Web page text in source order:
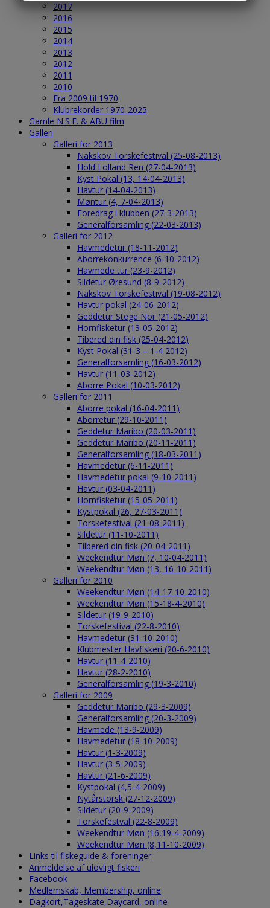
2017
2016
2015
2014
2013
2012
2011
2010
Fra 2009 til 1970
Klubrekorder 1970-2025
Gamle N.S.F. & ABU film
Galleri
Galleri for 2013
Nakskov Torskefestival (25-08-2013)
Hold Lolland Ren (27-04-2013)
Kyst Pokal (13, 14-04-2013)
Havtur (14-04-2013)
Møntur (4, 7-04-2013)
Foredrag i klubben (27-3-2013)
Generalforsamling (22-03-2013)
Galleri for 2012
Havmedetur (18-11-2012)
Aborrekonkurrence (6-10-2012)
Havmede tur (23-9-2012)
Sildetur Øresund (8-9-2012)
Nakskov Torskefestival (19-08-2012)
Havtur pokal (24-06-2012)
Geddetur Stege Nor (21-05-2012)
Hornfisketur (13-05-2012)
Tibered din fisk (25-04-2012)
Kyst Pokal (31-3 – 1-4 2012)
Generalforsamling (16-03-2012)
Havtur (11-03-2012)
Aborre Pokal (10-03-2012)
Galleri for 2011
Aborre pokal (16-04-2011)
Aborretur (29-10-2011)
Geddetur Maribo (20-03-2011)
Geddetur Maribo (20-11-2011)
Generalforsamling (18-03-2011)
Havmedetur (6-11-2011)
Havmedetur pokal (9-10-2011)
Havtur (03-04-2011)
Hornfisketur (15-05-2011)
Kystpokal (26, 27-03-2011)
Torskefestival (21-08-2011)
Sildetur (11-10-2011)
Tilbered din fisk (20-04-2011)
Weekendtur Møn (7, 10-04-2011)
Weekendtur Møn (13, 16-10-2011)
Galleri for 2010
Weekendtur Møn (14-17-10-2010)
Weekendtur Møn (15-18-4-2010)
Sildetur (19-9-2010)
Torskefestival (22-8-2010)
Havmedetur (31-10-2010)
Klubmester Havfiskeri (20-6-2010)
Havtur (11-4-2010)
Havtur (28-2-2010)
Generalforsamling (19-3-2010)
Galleri for 2009
Geddetur Maribo (29-3-2009)
Generalforsamling (20-3-2009)
Havmede (13-9-2009)
Havmedetur (18-10-2009)
Havtur (1-3-2009)
Havtur (3-5-2009)
Havtur (21-6-2009)
Kystpokal (4,5-4-2009)
Nytårstorsk (27-12-2009)
Sildetur (20-9-2009)
Torskefestval (22-8-2009)
Weekendtur Møn (16,19-4-2009)
Weekendtur Møn (8,11-10-2009)
Links til fiskeguide & foreninger
Anmeldelse af ulovligt fiskeri
Facebook
Medlemskab, Membership, online
Dagkort,Tageskate,Daycard, online
MARKETING